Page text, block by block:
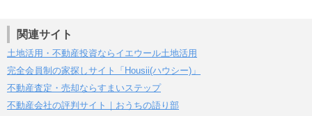
関連サイト
土地活用・不動産投資ならイエウール土地活用
完全会員制の家探しサイト「Housii(ハウシー)」
不動産査定・売却ならすまいステップ
不動産会社の評判サイト｜おうちの語り部